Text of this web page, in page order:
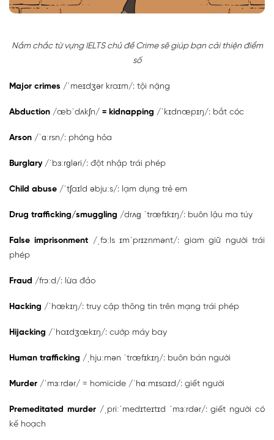
Nắm chắc từ vựng IELTS chủ đề Crime sẽ giúp bạn cải thiện điểm
số
Major crimes /ˈmeɪdʒər kraɪm/: tội nặng
Abduction /æbˈdʌkʃn/ = kidnapping /ˈkɪdnæpɪŋ/: bắt cóc
Arson /ˈɑːrsn/: phóng hỏa
Burglary/ˈbɜːrɡləri/: đột nhập trái phép
Child abuse /ˈtʃaɪld əbjuːs/: lạm dụng trẻ em
Drug trafficking/smuggling /drʌɡ ˈtræfɪkɪŋ/: buôn lậu ma túy
False imprisonment /ˌfɔːls ɪmˈprɪznmənt/: giam giữ người trái
phép
Fraud /frɔːd/: lừa đảo
Hacking /ˈhækɪŋ/: truy cập thông tin trên mạng trái phép
Hijacking /ˈhaɪdʒækɪŋ/: cướp máy bay
Human trafficking /ˌhjuːmən ˈtræfɪkɪŋ/: buôn bán người
Murder /ˈmɜːrdər/ = homicide /ˈhɑːmɪsaɪd/: giết người
Premeditated murder/ˌpriːˈmedɪteɪtɪd ˈmɜːrdər/: giết người có
kế hoạch